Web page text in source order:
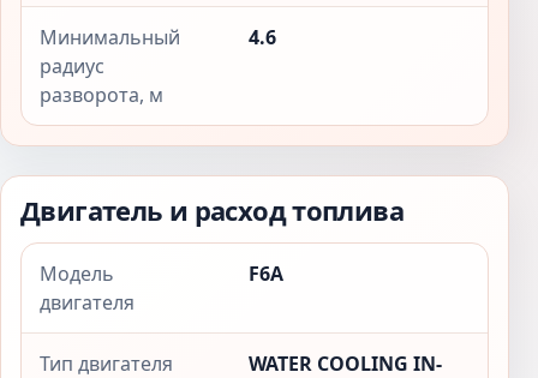
Минимальный
радиус
разворота, м
4.6
Двигатель и расход топлива
Модель
двигателя
F6A
Тип двигателя
WATER COOLING IN-